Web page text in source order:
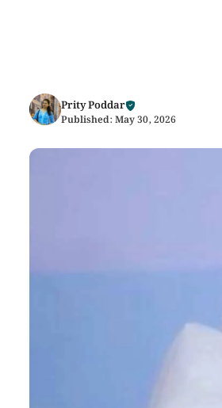
Prity Poddar
Published: May 30, 2026